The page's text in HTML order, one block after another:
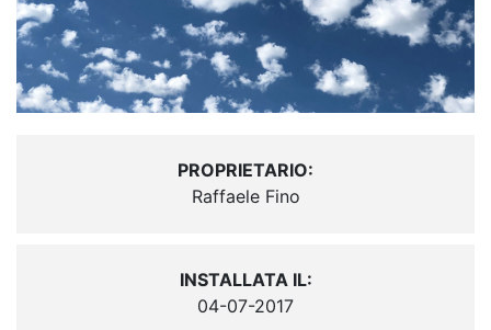
PROPRIETARIO:
Raffaele Fino
INSTALLATA IL:
04-07-2017